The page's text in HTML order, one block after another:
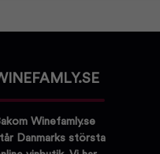
Winefamly.se
Danmarks största